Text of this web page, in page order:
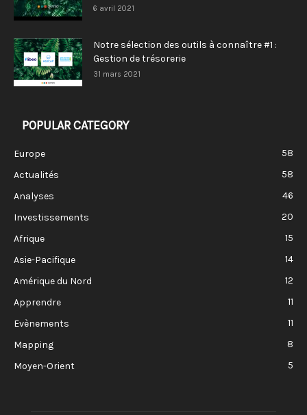
6 avril 2021
Notre sélection des outils à connaître #1 :
Gestion de trésorerie
31 mars 2021
POPULAR CATEGORY
Europe
58
Actualités
58
Analyses
46
Investissements
20
Afrique
15
Asie-Pacifique
14
Amérique du Nord
12
Apprendre
11
Evènements
11
Mapping
8
Moyen-Orient
5